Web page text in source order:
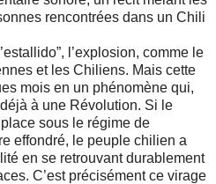
rencontrées dans un Chili
l’explosion, comme le
et les Chiliens. Mais cette
mois en un phénomène qui,
à une Révolution. Si le
sous le régime de
effondré, le peuple chilien a
en se retrouvant durablement
C’est précisément ce virage